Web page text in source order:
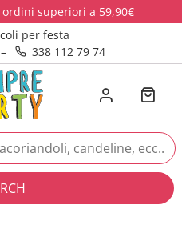
superiori a 59,90€
per festa
– 338 112 79 74